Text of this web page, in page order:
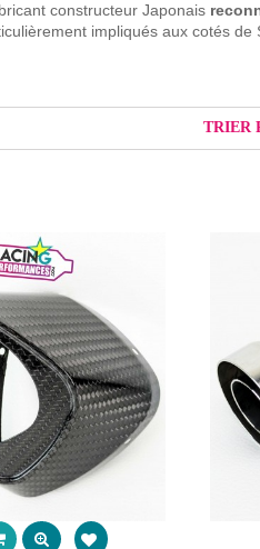
constructeur Japonais
impliqués aux cotés
TRIER